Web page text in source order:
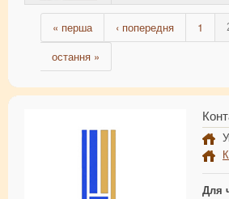
« перша ‹ попередня 1
остання »
Для